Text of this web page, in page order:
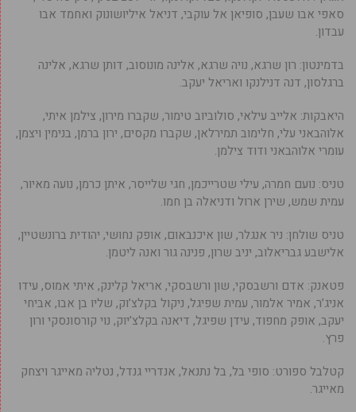
סאפי אבו שעבן, סופיאן אל עוקבי, דניאל איליושונוק ואחמד אבו
עבדון.
בדמינטון: רון שרגא, נויה שרגא, אלינה מונוסוב, דותן שרגא, אלינה
ברגלסון, דנה דנילנקו ואריאל יעקב.
היאבקות: אלייב עילאי, סולוביוב טימור, שקברו מירון, צילמן איתי,
אלוהבאני עלי, חלימוב תמירלאן, שקברו מקסים, ירון ברמן, בנימין ויצמן,
עומרי אלוהבאני ודוד צילמן.
טניס: נועם חמרה, עילי שטרייכמן, חגי שלייסר, איתן כרמן, נועה מאיור,
עמית שמש, שירן ארול ודניאלה בן חמו.
טניס שולחן: ניר אנגלר, שון איכנבאום, אופק נחושי, יהודית ברונשטיין,
אלישבע גבריאלוב, יניב שרון, פנינה גור ואנה ליטמן.
פטאנק: אדם ורשבסקי, שון ורשבסקי, אריאל קלינק, איתי אמוס, עידו
אניג’ר, אמיר אלמור, עמית שפיגל, ניקול בקלצ’וק, שליו בן אבו, אביחי
יעקב, אופק מחפוד, עידן שפיגל, דיאנה בקלצ’יוק, נוי קורסונסקי ורון
פרץ.
קטלבל ספורט: סופי בל, בל נתנאל, אנדריי גנדל, נטליה מאייגר ויצחק
מאייגר.